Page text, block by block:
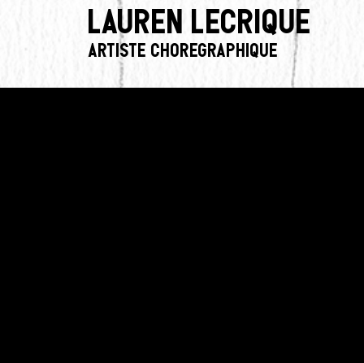
Lauren Lecrique
Artiste choregraphique